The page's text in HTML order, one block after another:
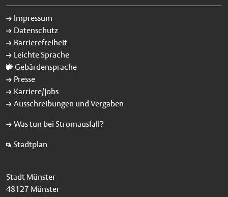
Impressum
Datenschutz
Barrierefreiheit
Leichte Sprache
Gebärdensprache
Presse
Karriere/Jobs
Ausschreibungen und Vergaben
Was tun bei Stromausfall?
Stadtplan
Stadt Münster
48127 Münster